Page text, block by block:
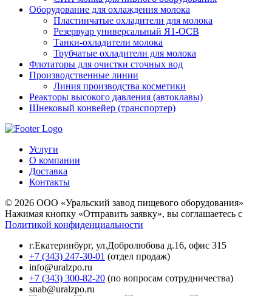
Оборудование для охлаждения молока
Пластинчатые охладители для молока
Резервуар универсальный Я1-ОСВ
Танки-охладители молока
Трубчатые охладители для молока
Флотаторы для очистки сточных вод
Производственные линии
Линия производства косметики
Реакторы высокого давления (автоклавы)
Шнековый конвейер (транспортер)
Услуги
О компании
Доставка
Контакты
© 2026 ООО «Уральский завод пищевого оборудования»
Нажимая кнопку «Отправить заявку», вы соглашаетесь с
Политикой конфиденциальности
г.Екатеринбург, ул.Добролюбова д.16, офис 315
+7 (343) 247-30-01 (отдел продаж)
info@uralzpo.ru
+7 (343) 300-82-20 (по вопросам сотрудничества)
snab@uralzpo.ru